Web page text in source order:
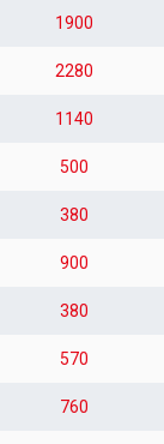
1900
2280
1140
500
380
900
380
570
760